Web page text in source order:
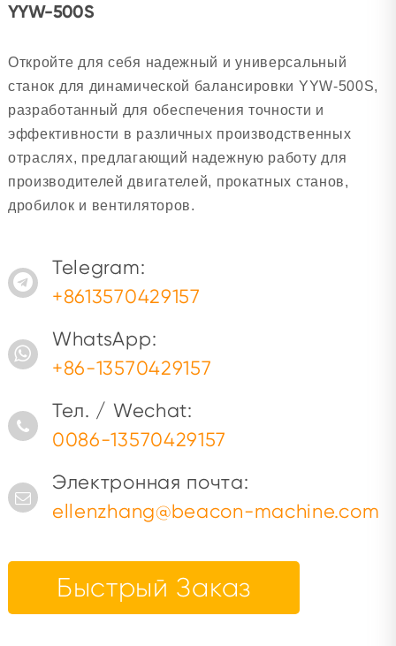
YYW-500S
Откройте для себя надежный и универсальный
станок для динамической балансировки YYW-500S,
разработанный для обеспечения точности и
эффективности в различных производственных
отраслях, предлагающий надежную работу для
производителей двигателей, прокатных станов,
дробилок и вентиляторов.
Telegram:
+8613570429157
WhatsApp:
+86-13570429157
Тел. / Wechat:
0086-13570429157
Электронная почта:
ellenzhang@beacon-machine.com
Быстрый Заказ